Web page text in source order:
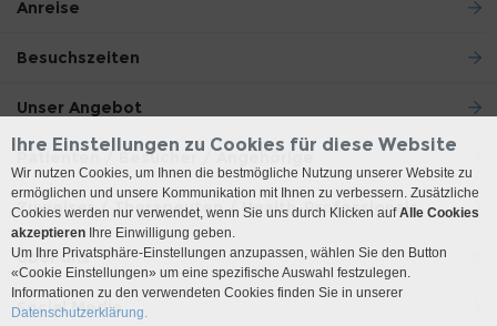
Anreise
Besuchszeiten
Unser Angebot
Patienten / Besucher / Angehörige
Zuweiser / Therapeuten / Health-Professionals
Über uns
Social Media
Ihre Einstellungen zu Cookies für diese Website
Wir nutzen Cookies, um Ihnen die bestmögliche Nutzung unserer Website zu
ermöglichen und unsere Kommunikation mit Ihnen zu verbessern. Zusätzliche
Cookies werden nur verwendet, wenn Sie uns durch Klicken aufAlle Cookies
akzeptieren Ihre Einwilligung geben.
Um Ihre Privatsphäre-Einstellungen anzupassen, wählen Sie den Button
«Cookie Einstellungen» um eine spezifische Auswahl festzulegen.
Informationen zu den verwendeten Cookies finden Sie in unserer
Datenschutzerklärung.